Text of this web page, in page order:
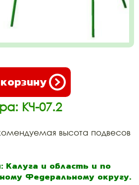
КЧ-07.2
высота подвесов
Калуга и область и по
Федеральному округу.